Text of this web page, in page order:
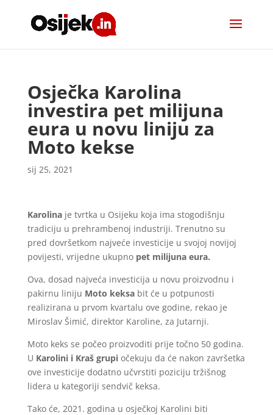
Osječka Karolina
investira pet milijuna
eura u novu liniju za
Moto kekse
sij 25, 2021
Karolinaje tvrtka u Osijeku koja ima stogodišnju
tradiciju u prehrambenoj industriji. Trenutno su
pred dovršetkom najveće investicije u svojoj novijoj
povijesti, vrijedne ukupnopet milijuna eura.
Ova, dosad najveća investicija u novu proizvodnu i
pakirnu liniju Moto keksabit će u potpunosti
realizirana u prvom kvartalu ove godine, rekao je
Miroslav Šimić, direktor Karoline, za Jutarnji.
Moto keks se počeo proizvoditi prije točno 50 godina.
U Karolini i Kraš grupiočekuju da će nakon završetka
ove investicije dodatno učvrstiti poziciju tržišnog
lidera u kategoriji sendvič keksa.
Tako će, 2021. godina u osječkoj Karolini biti